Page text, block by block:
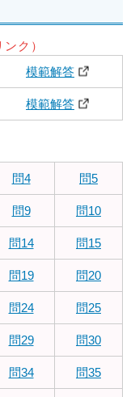
ク）
模範解答
模範解答
問4 問5
問9 問10
問14 問15
問19 問20
問24 問25
問29 問30
問34 問35